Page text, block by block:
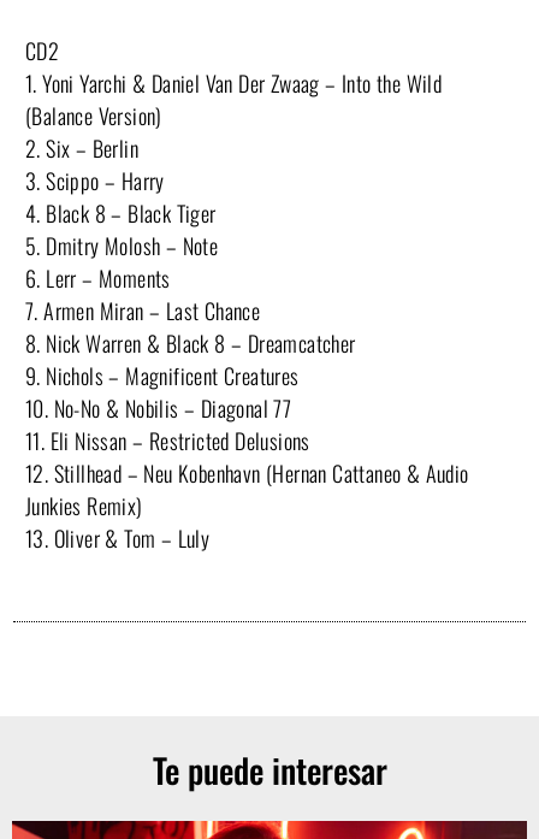
CD2
1. Yoni Yarchi & Daniel Van Der Zwaag – Into the Wild
(Balance Version)
2. Six – Berlin
3. Scippo – Harry
4. Black 8 – Black Tiger
5. Dmitry Molosh – Note
6. Lerr – Moments
7. Armen Miran – Last Chance
8. Nick Warren & Black 8 – Dreamcatcher
9. Nichols – Magnificent Creatures
10. No-No & Nobilis – Diagonal 77
11. Eli Nissan – Restricted Delusions
12. Stillhead – Neu Kobenhavn (Hernan Cattaneo & Audio
Junkies Remix)
13. Oliver & Tom – Luly
Te puede interesar